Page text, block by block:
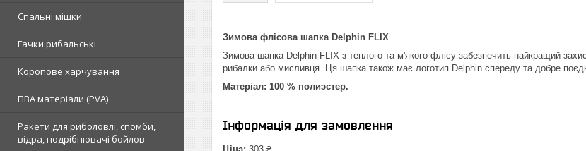
Спальні мішки
Гачки рибальські
Коропове харчування
ПВА матеріали (PVA)
Ракети для риболовлі, спомби,
відра, подрібнювачі бойлов
Зимова флісова шапка Delphin FLIX
Зимова шапка Delphin FLIX з теплого та м'якого флісу забезпечить найкращий
рибалки або мисливця. Ця шапка також має логотип Delphin спереду та добре
Матеріал: 100 % полиэстер.
Інформація для замовлення